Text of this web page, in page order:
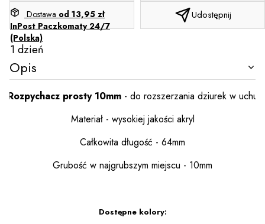
Dostawa od 13,95 zł
InPost Paczkomaty 24/7
(Polska)
1 dzień
Udostępnij
Opis
Rozpychacz prosty10mm- do rozszerzania dziurek w uchu
Materiał - wysokiej jakości akryl
Całkowita długość - 64mm
Grubość w najgrubszym miejscu - 10mm
Dostępne kolory: